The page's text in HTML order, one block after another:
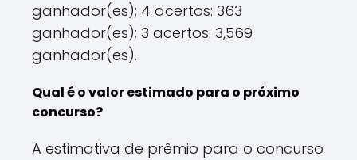
ganhador(es); 4 acertos: 363
ganhador(es); 3 acertos: 3,569
ganhador(es).
Qual é o valor estimado para o próximo
concurso?
A estimativa de prêmio para o concurso